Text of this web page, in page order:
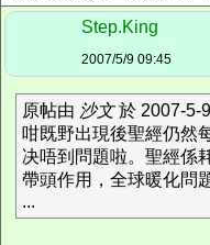
Step.King
2007/5/9 09:45
原帖由 沙文於 2007-5-
咁既野出現後聖經仍然
决唔到問題啦。聖經係
帶頭作用，全球暖化問
...